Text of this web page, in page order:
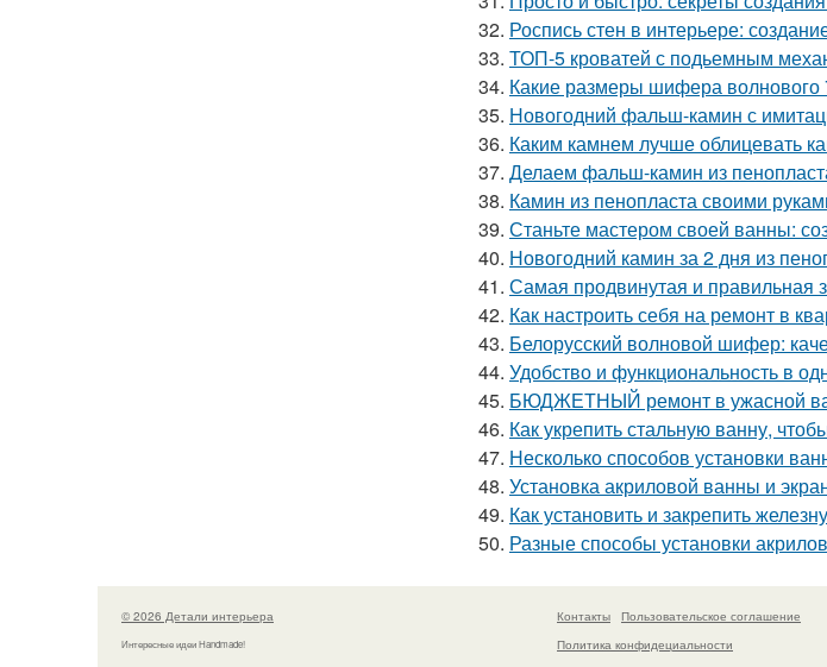
32. Роспись стен в интерьере:
33. ТОП-5 кроватей с подьемным
34. Какие размеры шифера
35. Новогодний фальш-камин с
36. Каким камнем лучше облицевать
37. Делаем фальш-камин из
38. Камин из пенопласта своими
39. Станьте мастером своей ванны:
40. Новогодний камин за 2 дня из
41. Самая продвинутая и правильная
42. Как настроить себя на ремонт в
43. Белорусский волновой шифер:
44. Удобство и функциональность в
45. БЮДЖЕТНЫЙ ремонт в ужасной
46. Как укрепить стальную ванну,
47. Несколько способов установки
48. Установка акриловой ванны и
49. Как установить и закрепить
50. Разные способы установки
© 2026 Детали интерьера
Интересные идеи Handmade!
Контакты
Пользовательское соглашение
Политика конфидециальности